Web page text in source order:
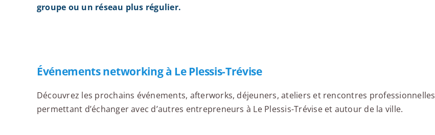
groupe ou un réseau plus régulier.
Événements networking à Le Plessis-Trévise
Découvrez les prochains événements, afterworks, déjeuners, ateliers et rencontres professionnelles
permettant d’échanger avec d’autres entrepreneurs à Le Plessis-Trévise et autour de la ville.